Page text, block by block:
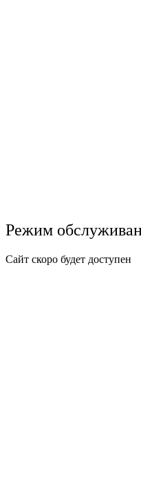
Режим
Сайт скоро будет доступен